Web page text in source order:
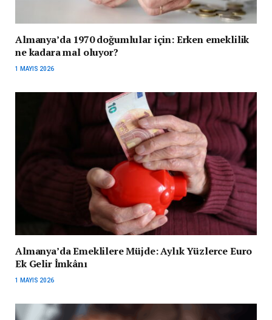
Almanya’da 1970 doğumlular için: Erken emeklilik
ne kadara mal oluyor?
1 MAYIS 2026
Almanya’da Emeklilere Müjde: Aylık Yüzlerce Euro
Ek Gelir İmkânı
1 MAYIS 2026